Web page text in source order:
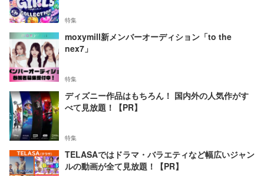
特集
moxymill新メンバーオーディション「to the
nex7」
特集
ディズニー作品はもちろん！ 国内外の人気作がす
べて見放題！【PR】
特集
TELASAではドラマ・バラエティなど幅広いジャン
ルの動画が全て見放題！【PR】